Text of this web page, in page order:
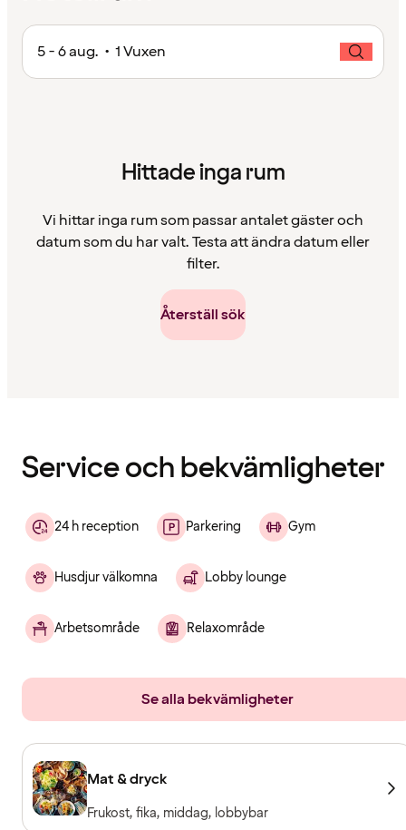
5 - 6 aug. • 1 Vuxen
Hittade inga rum
Vi hittar inga rum som passar antalet gäster och
datum som du har valt. Testa att ändra datum eller
filter.
Återställ sök
Service och bekvämligheter
24 h reception Parkering Gym
Husdjur välkomna Lobby lounge
Arbetsområde Relaxområde
Se alla bekvämligheter
Mat & dryck
Frukost, fika, middag, lobbybar